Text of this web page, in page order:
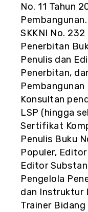
No. 11 Tahun
SKKNI No.
Penerbitan
Penulis dan
Penerbitan,
Konsultan
LSP (hingga
Sertifikat
Penulis Buku
Populer,
Editor
Pengelola
dan Instruktur
Trainer Bidang